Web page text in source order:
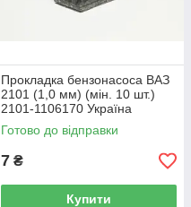
Прокладка бензонасоса ВАЗ
2101 (1,0 мм) (мін. 10 шт.)
2101-1106170 Україна
Готово до відправки
7 ₴
Купити